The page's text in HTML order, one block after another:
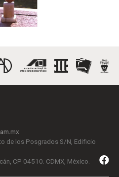
de los Posgrados S/N, Edificio
CP 04510. CDMX, México.